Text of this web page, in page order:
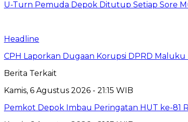
U-Turn Pemuda Depok Ditutup Setiap Sore
Headline
CPH Laporkan Dugaan Korupsi DPRD
Berita Terkait
Kamis, 6 Agustus 2026 - 21:15 WIB
Pemkot Depok Imbau Peringatan HUT ke-81